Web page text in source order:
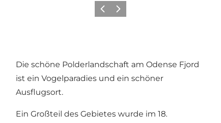
ZurückWeiter
Die schöne Polderlandschaft am Odense Fjord
ist ein Vogelparadies und ein schöner
Ausflugsort.
Ein Großteil des Gebietes wurde im 18.